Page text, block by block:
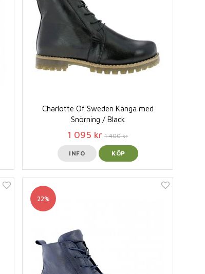
Charlotte Of Sweden Känga med
Snörning / Black
1 095 kr 1 400 kr
INFO KÖP
22%